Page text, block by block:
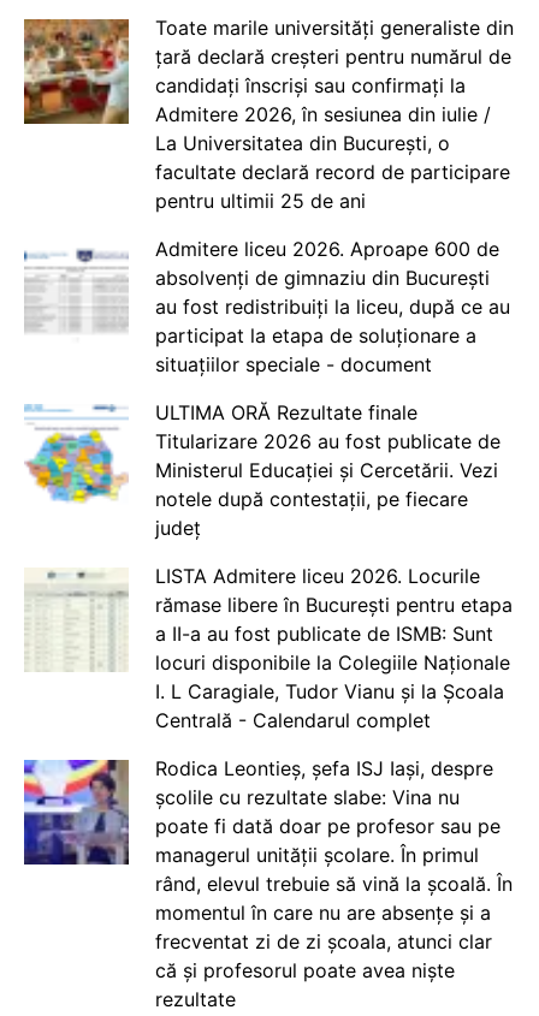
Toate marile universități generaliste din
țară declară creșteri pentru numărul de
candidați înscriși sau confirmați la
Admitere 2026, în sesiunea din iulie /
La Universitatea din București, o
facultate declară record de participare
pentru ultimii 25 de ani
Admitere liceu 2026. Aproape 600 de
absolvenți de gimnaziu din București
au fost redistribuiți la liceu, după ce au
participat la etapa de soluționare a
situațiilor speciale - document
ULTIMA ORĂ Rezultate finale
Titularizare 2026 au fost publicate de
Ministerul Educației și Cercetării. Vezi
notele după contestații, pe fiecare
județ
LISTA Admitere liceu 2026. Locurile
rămase libere în București pentru etapa
a II-a au fost publicate de ISMB: Sunt
locuri disponibile la Colegiile Naționale
I. L Caragiale, Tudor Vianu și la Școala
Centrală - Calendarul complet
Rodica Leontieș, șefa ISJ Iași, despre
școlile cu rezultate slabe: Vina nu
poate fi dată doar pe profesor sau pe
managerul unității școlare. În primul
rând, elevul trebuie să vină la școală. În
momentul în care nu are absențe și a
frecventat zi de zi școala, atunci clar
că și profesorul poate avea niște
rezultate